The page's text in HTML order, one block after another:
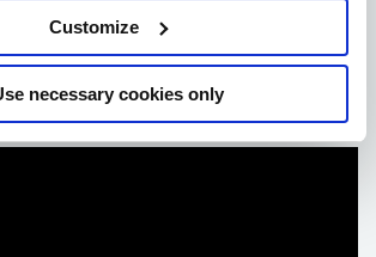
Customize
necessary cookies only
chiedere a un
SEO